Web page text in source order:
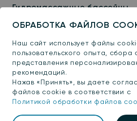
Гидромассажные бассейны
Плавательные бассейны
Купели
Павильоны
Бани
Ванны
ОБРАБОТКА ФАЙЛОВ
Наш сайт использует файлы
пользовательского опыта, сбора
представления
рекомендаций.
Нажав «Принять», вы даете
файлов cookie в соответствии с
Политикой обработки файлов